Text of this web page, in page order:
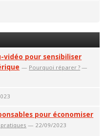
vidéo pour sensibiliser
— Pourquoi réparer ? —
pour économiser
— 22/09/2023